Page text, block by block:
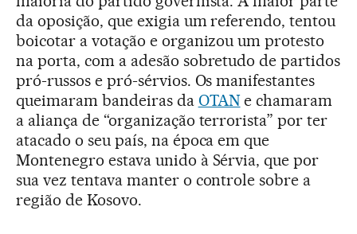
da oposição, que exigia um referendo, tentou
boicotar a votação e organizou um protesto
na porta, com a adesão sobretudo de partidos
pró-russos e pró-sérvios. Os manifestantes
queimaram bandeiras da OTANe chamaram
a aliança de “organização terrorista” por ter
atacado o seu país, na época em que
Montenegro estava unido à Sérvia, que por
sua vez tentava manter o controle sobre a
região de Kosovo.